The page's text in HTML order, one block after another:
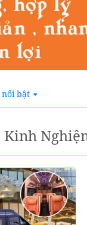
bật
Kinh